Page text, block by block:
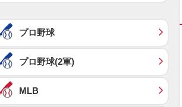
プロ野球
プロ野球(2軍)
MLB